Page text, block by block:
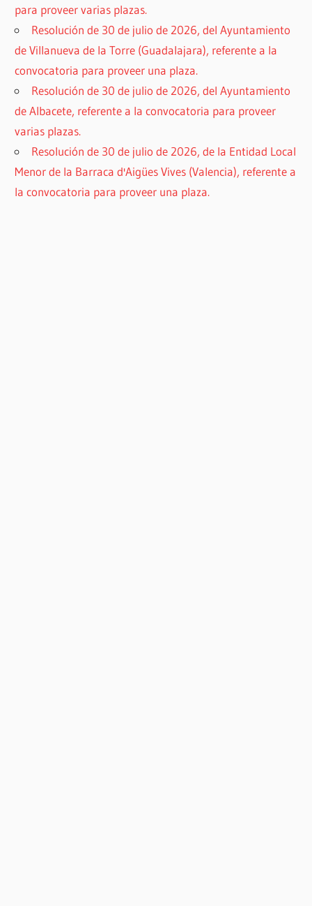
para proveer varias plazas.
Resolución de 30 de julio de 2026, del Ayuntamiento
de Villanueva de la Torre (Guadalajara), referente a la
convocatoria para proveer una plaza.
Resolución de 30 de julio de 2026, del Ayuntamiento
de Albacete, referente a la convocatoria para proveer
varias plazas.
Resolución de 30 de julio de 2026, de la Entidad Local
Menor de la Barraca d'Aigües Vives (Valencia), referente a
la convocatoria para proveer una plaza.